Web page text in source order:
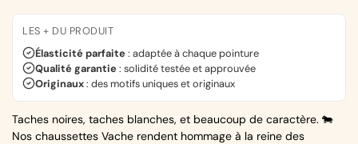
LES + DU PRODUIT
Élasticité parfaite : adaptée à chaque pointure
Qualité garantie : solidité testée et approuvée
Originaux: des motifs uniques et originaux
Taches noires, taches blanches, et beaucoup de caractère. 🐄
Nos chaussettes Vache rendent hommage à la reine des